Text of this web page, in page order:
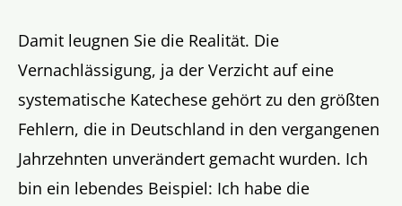
Damit leugnen Sie die Realität. Die
Vernachlässigung, ja der Verzicht auf eine
systematische Katechese gehört zu den größten
Fehlern, die in Deutschland in den vergangenen
Jahrzehnten unverändert gemacht wurden. Ich
bin ein lebendes Beispiel: Ich habe die